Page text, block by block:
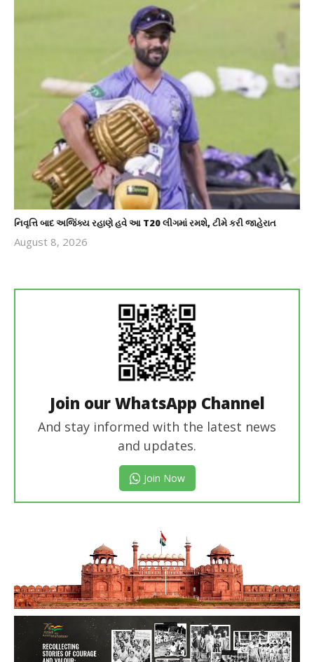
નિવૃત્તિ બાદ અજિંક્ય રહાણે હવે આ T20 લીગમાં રમશે, ટીમે કરી જાહેરાત
August 8, 2026
Join our WhatsApp Channel
And stay informed with the latest news
and updates.
Join Now